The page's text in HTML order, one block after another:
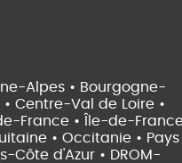
Alpes • Bourgogne-
Centre-Val de Loire •
France •
Île-de-
• Occitanie • Pays
Côte d'Azur • DROM-